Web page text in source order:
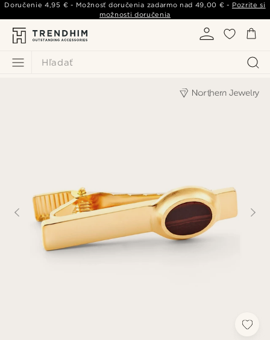
Hľadať
Doručenie4,95 € - Možnosť doručenia zadarmo nad 49,00 € - Pozrite si
možnosti doručenia